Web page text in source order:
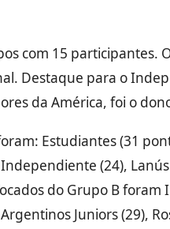
com 15 participantes.
Destaque para o
da América, foi o
Estudiantes (31
(24),
do Grupo B
Juniors (29),